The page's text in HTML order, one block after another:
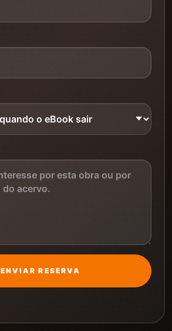
ENVIAR RESERVA